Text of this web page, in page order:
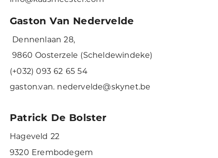
Gaston Van Nedervelde
Dennenlaan 28,
9860 Oosterzele (Scheldewindeke)
(+032) 093 62 65 54
gaston.van. nedervelde@skynet.be
Patrick De Bolster
Hageveld 22
9320 Erembodegem